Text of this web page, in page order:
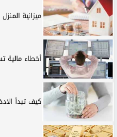
ميزانية
أخطاء مالية
كيف تبدأ